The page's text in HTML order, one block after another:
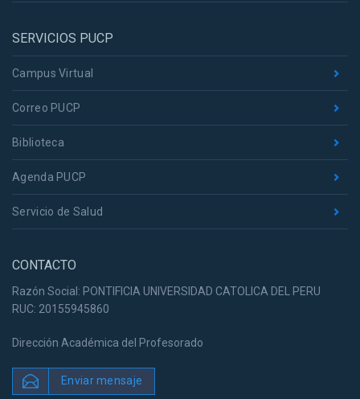
SERVICIOS PUCP
Campus Virtual
Correo PUCP
Biblioteca
Agenda PUCP
Servicio de Salud
CONTACTO
Razón Social: PONTIFICIA UNIVERSIDAD CATOLICA DEL PERU
RUC: 20155945860
Dirección Académica del Profesorado
Enviar mensaje